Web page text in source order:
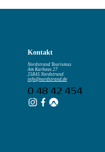
Kontakt
Nordstrand Tourismus
Am Kurhaus 27
25845 Nordstrand
info@nordstrand.de
0 48 42 454